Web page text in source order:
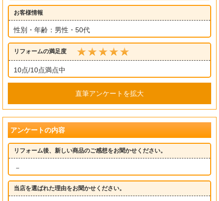
お客様情報
性別・年齢：男性・50代
リフォームの満足度
10点/10点満点中
直筆アンケートを拡大
アンケートの内容
リフォーム後、新しい商品のご感想をお聞かせください。
－
当店を選ばれた理由をお聞かせください。